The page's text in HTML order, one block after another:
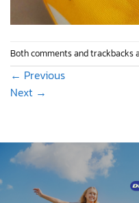
Both comments and trackbacks
← Previous
Next →